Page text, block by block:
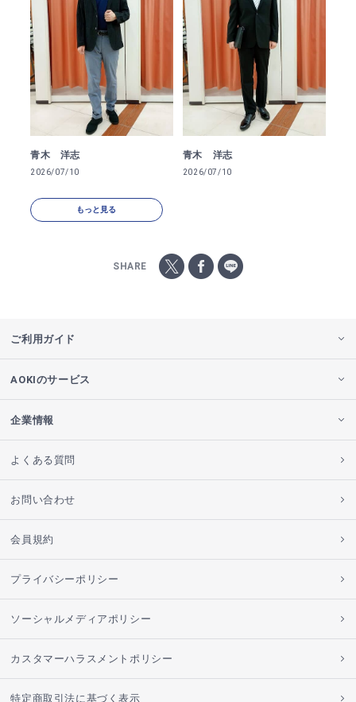
青木 洋志
2026/07/10
青木 洋志
2026/07/10
もっと見る
SHARE
ご利用ガイド
AOKIのサービス
企業情報
よくある質問
お問い合わせ
会員規約
プライバシーポリシー
ソーシャルメディアポリシー
カスタマーハラスメントポリシー
特定商取引法に基づく表示